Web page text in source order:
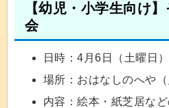
【幼児・小学生向け
会
日時：4月6日（土曜日
場所：おはなしのへや（
内容：絵本・紙芝居な